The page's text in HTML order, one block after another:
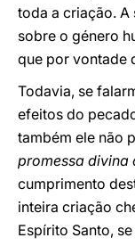
toda a criação. A
sobre o género
que por vontade
Todavia, se
efeitos do
também ele não
promessa divina
cumprimento
inteira criação
Espírito Santo,